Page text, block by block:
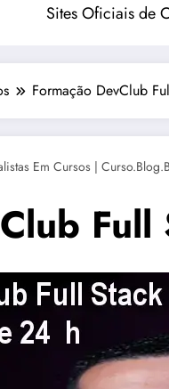
Sites Oficiais de
Formação DevClub
Em Cursos |